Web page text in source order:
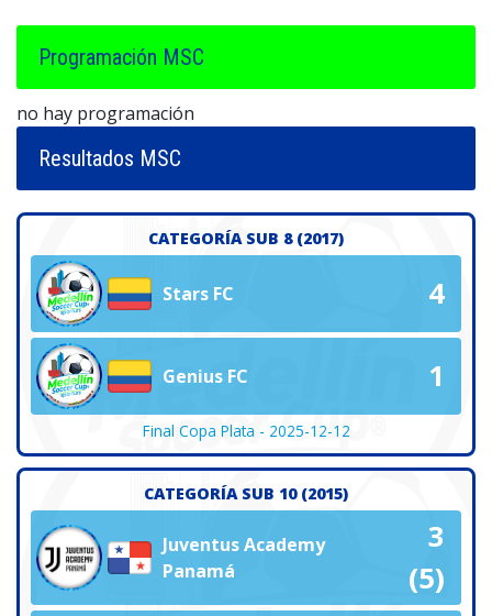
Programación MSC
no hay programación
Resultados MSC
CATEGORÍA SUB 8 (2017)
Stars FC 4
Genius FC 1
Final Copa Plata - 2025-12-12
CATEGORÍA SUB 10 (2015)
Juventus Academy
Panamá
3
(5)